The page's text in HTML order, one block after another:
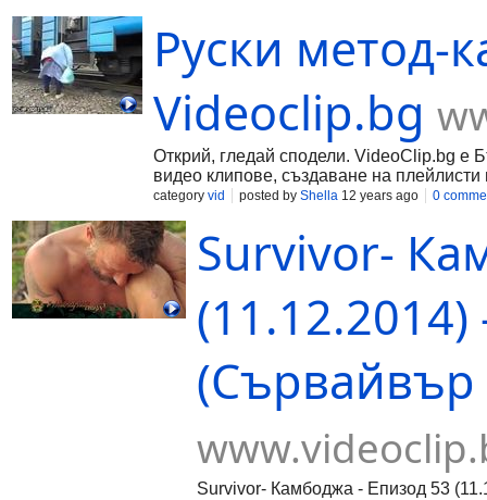
Руски метод-
Videoclip.bg
Открий, гледай сподели. VideoClip.bg е
видео клипове, създаване на плейлисти
category vid posted by Shella 12 years ago 0
Survivor-
(Сървайвър
Survivor- Камбоджа - Епизод 53